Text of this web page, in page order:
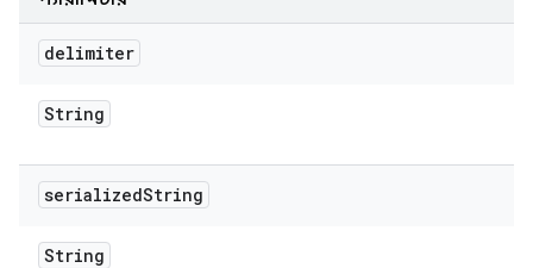
delimiter
String
serializedString
String